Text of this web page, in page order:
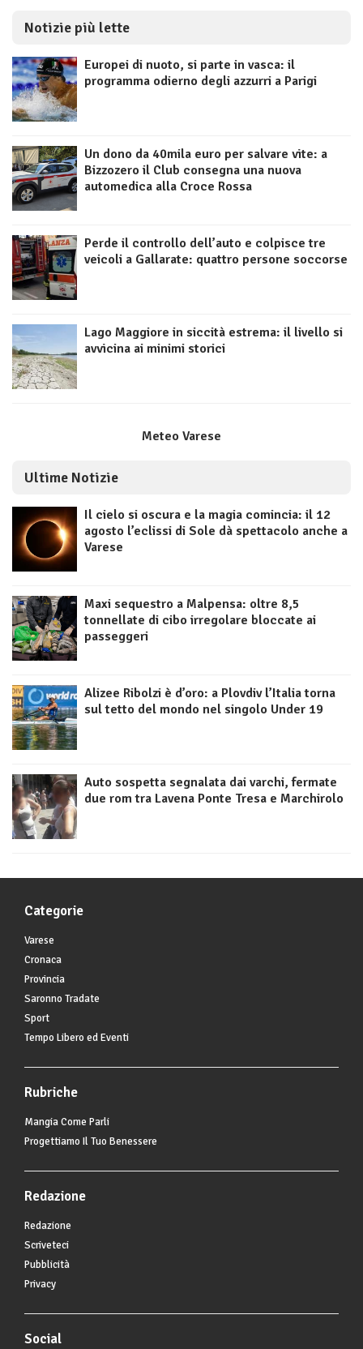
Notizie più lette
Europei di nuoto, si parte in vasca: il
programma odierno degli azzurri a Parigi
Un dono da 40mila euro per salvare vite: a
Bizzozero il Club consegna una nuova
automedica alla Croce Rossa
Perde il controllo dell’auto e colpisce tre
veicoli a Gallarate: quattro persone soccorse
Lago Maggiore in siccità estrema: il livello si
avvicina ai minimi storici
Meteo Varese
Ultime Notizie
Il cielo si oscura e la magia comincia: il 12
agosto l’eclissi di Sole dà spettacolo anche a
Varese
Maxi sequestro a Malpensa: oltre 8,5
tonnellate di cibo irregolare bloccate ai
passeggeri
Alizee Ribolzi è d’oro: a Plovdiv l’Italia torna
sul tetto del mondo nel singolo Under 19
Auto sospetta segnalata dai varchi, fermate
due rom tra Lavena Ponte Tresa e Marchirolo
Categorie
Varese
Cronaca
Provincia
Saronno Tradate
Sport
Tempo Libero ed Eventi
Rubriche
Mangia Come Parli
Progettiamo Il Tuo Benessere
Redazione
Redazione
Scriveteci
Pubblicità
Privacy
Social